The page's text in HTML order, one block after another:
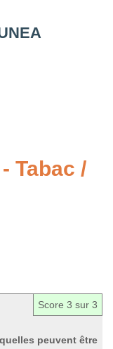
Tabac /
Score 3 sur 3
peuvent être